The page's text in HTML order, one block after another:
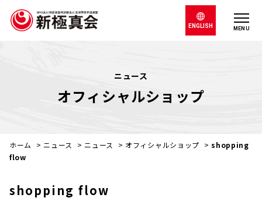
MENU
ENGLISH
ニュース
オフィシャルショップ
ホーム > ニュース > ニュース > オフィシャルショップ >shopping
flow
shopping flow